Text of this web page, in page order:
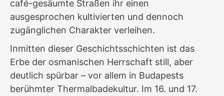
café-gesäumte Straßen ihr einen
ausgesprochen kultivierten und dennoch
zugänglichen Charakter verleihen.
Inmitten dieser Geschichtsschichten ist das
Erbe der osmanischen Herrschaft still, aber
deutlich spürbar – vor allem in Budapests
berühmter Thermalbadekultur. Im 16. und 17.